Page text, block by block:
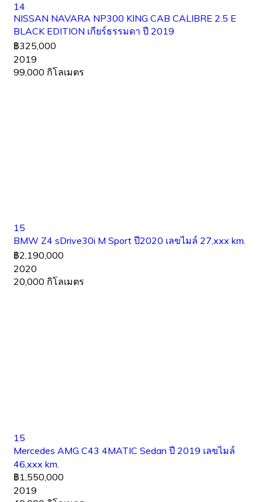
14
NISSAN NAVARA NP300 KING CAB CALIBRE 2.5 E
BLACK EDITION เกียร์ธรรมดา ปี 2019
฿325,000
2019
99,000 กิโลเมตร
15
BMW Z4 sDrive30i M Sport ปี2020 เลขไมล์ 27,xxx km.
฿2,190,000
2020
20,000 กิโลเมตร
15
Mercedes AMG C43 4MATIC Sedan ปี 2019 เลขไมล์
46,xxx km.
฿1,550,000
2019